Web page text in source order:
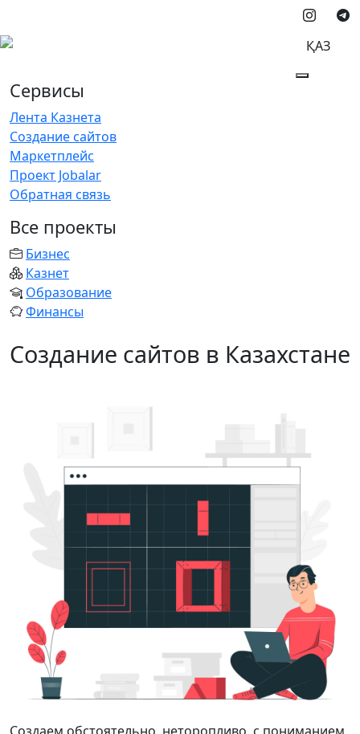
ҚАЗ
Сервисы
Лента Казнета
Создание сайтов
Маркетплейс
Проект Jobalar
Обратная связь
Все проекты
Бизнес
Казнет
Образование
Финансы
Создание сайтов в Казахстане